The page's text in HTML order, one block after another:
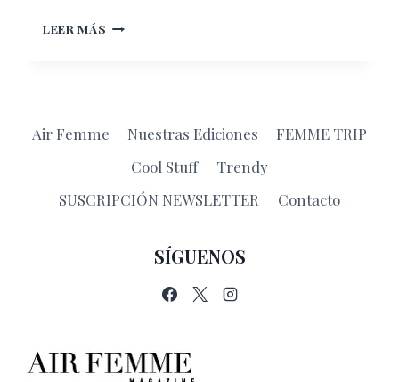
LEER MÁS MODA
Air Femme Nuestras Ediciones
FEMME TRIP
Cool Stuff
Trendy
SUSCRIPCIÓN NEWSLETTER
Contacto
SÍGUENOS